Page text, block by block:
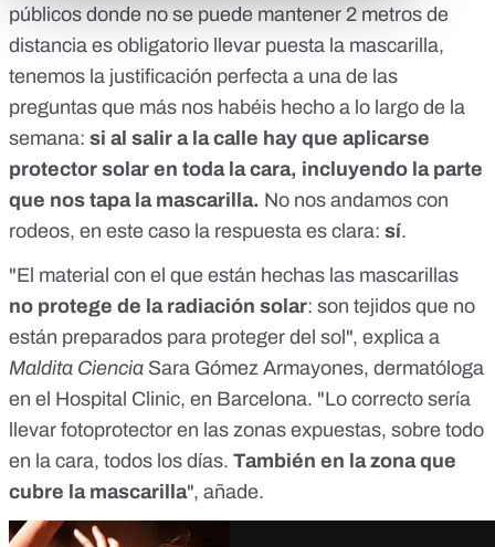
públicos donde no se puede mantener 2 metros de
distancia es obligatorio llevar puesta la mascarilla,
tenemos la justificación perfecta a una de las
preguntas que más nos habéis hecho a lo largo de la
semana: si al salir a la calle hay que aplicarse
protector solar en toda la cara, incluyendo la parte
que nos tapa la mascarilla. No nos andamos con
rodeos, en este caso la respuesta es clara: sí.
"El material con el que están hechas las mascarillas
no protege de la radiación solar: son tejidos que no
están preparados para proteger del sol", explica a
Maldita Ciencia Sara Gómez Armayones, dermatóloga
en el Hospital Clinic, en Barcelona. "Lo correcto sería
llevar fotoprotector en las zonas expuestas, sobre todo
en la cara, todos los días. También en la zona que
cubre la mascarilla", añade.